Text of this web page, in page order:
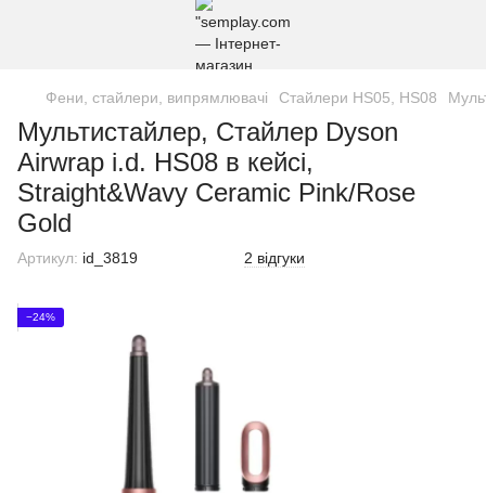
Фени, стайлери, випрямлювачі Стайлери HS05, HS08
Мультистайлер, Стайлер Dyson
Airwrap i.d. HS08 в кейсі,
Straight&Wavy Ceramic Pink/Rose
Gold
Артикул: id_3819 2 відгуки
−24%